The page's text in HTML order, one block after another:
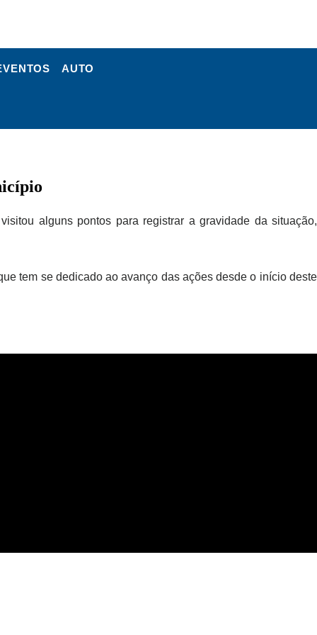
AUTO
alguns pontos para registrar a gravidade da situação,
tem se dedicado ao avanço das ações desde o início deste